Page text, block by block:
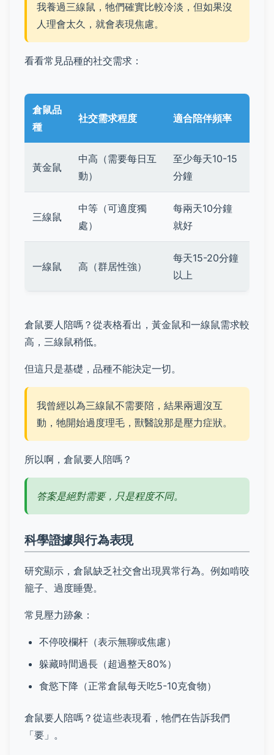
我養過三線鼠，牠們確實比較冷淡，但如果沒
人理會太久，就會表現焦慮。
看看常見品種的社交需求：
倉鼠品
種
社交需求程度 適合陪伴頻率
黃金鼠
中高（需要每日互
動）
至少每天10-15
分鐘
三線鼠
中等（可適度獨
處）
每兩天10分鐘
就好
一線鼠 高（群居性強）
每天15-20分鐘
以上
倉鼠要人陪嗎？從表格看出，黃金鼠和一線鼠需求較
高，三線鼠稍低。
但這只是基礎，品種不能決定一切。
我曾經以為三線鼠不需要陪，結果兩週沒互
動，牠開始過度理毛，獸醫說那是壓力症狀。
所以啊，倉鼠要人陪嗎？
答案是絕對需要，只是程度不同。
科學證據與行為表現
研究顯示，倉鼠缺乏社交會出現異常行為。例如啃咬
籠子、過度睡覺。
常見壓力跡象：
不停咬欄杆（表示無聊或焦慮）
躲藏時間過長（超過整天80%）
食慾下降（正常倉鼠每天吃5-10克食物）
倉鼠要人陪嗎？從這些表現看，牠們在告訴我們
「要」。